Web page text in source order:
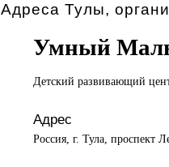
Адреса Тулы,
Умный
Детский развивающий
Адрес
Россия, г. Тула, проспект